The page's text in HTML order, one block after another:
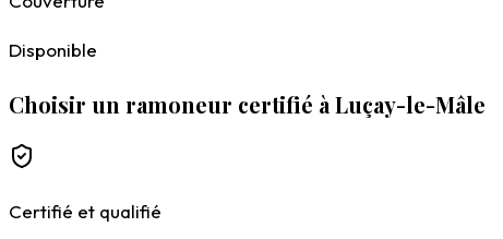
Disponible
Choisir un ramoneur certifié à Luçay-le-Mâle
Certifié et qualifié